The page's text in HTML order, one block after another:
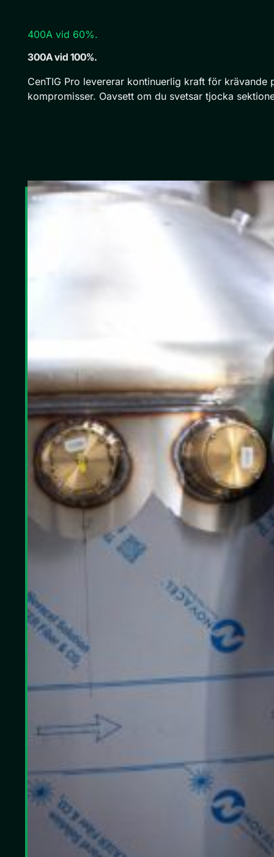
400A vid 60%.
300A vid 100%.
CenTIG Pro levererar kontinuerlig kraft för
kompromisser. Oavsett om du svetsar tjocka